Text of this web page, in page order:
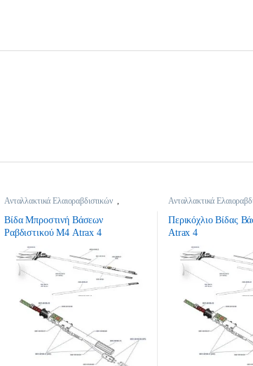
Ανταλλακτικά Ελαιοραβδιστικών ,
Βίδα Μπροστινή Βάσεων
Ραβδιστικού Μ4 Atrax 4
Ανταλλακτικά
Περικόχλιο Βίδας
Atrax 4